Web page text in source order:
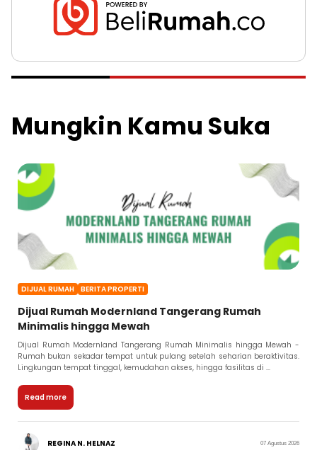
Mungkin Kamu Suka
DIJUAL RUMAH BERITA PROPERTI
Dijual Rumah Modernland Tangerang Rumah
Minimalis hingga Mewah
Dijual Rumah Modernland Tangerang Rumah Minimalis hingga Mewah -
Rumah bukan sekadar tempat untuk pulang setelah seharian beraktivitas.
Lingkungan tempat tinggal, kemudahan akses, hingga fasilitas di ...
Read more
REGINA N. HELNAZ 07 Agustus 2026